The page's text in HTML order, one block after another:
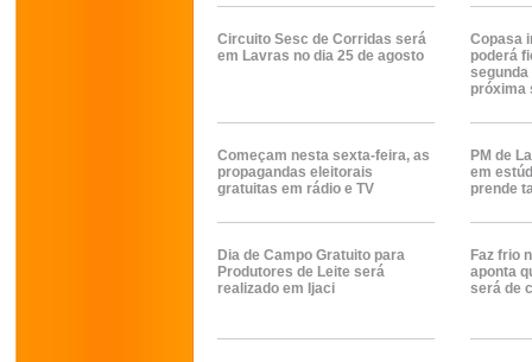
Circuito Sesc de Corridas será
em Lavras no dia 25 de agosto
Copasa
poderá
próxima
Começam nesta sexta-feira, as
propagandas eleitorais
gratuitas em rádio e TV
PM de
em
prende
Dia de Campo Gratuito para
Produtores de Leite será
realizado em Ijaci
Faz frio
aponta
será de